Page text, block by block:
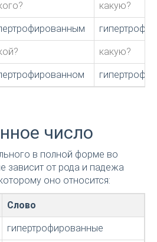
какую?
какую?
число
в полной форме во
зависит от рода и падежа
оно относится:
Слово
гипертрофированные